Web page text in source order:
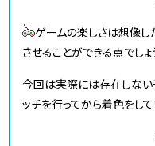
ゲームの楽しさは想像し
させることができる点でしょ
今回は実際には存在しない
ッチを行ってから着色をして